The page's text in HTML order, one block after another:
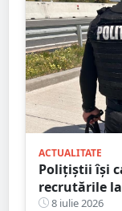
ACTUALITATE
Polițiștii își
recrutările la
8 iulie 2026